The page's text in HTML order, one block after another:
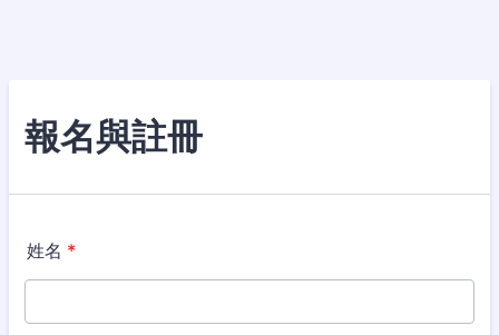
報名與註冊
姓名 *